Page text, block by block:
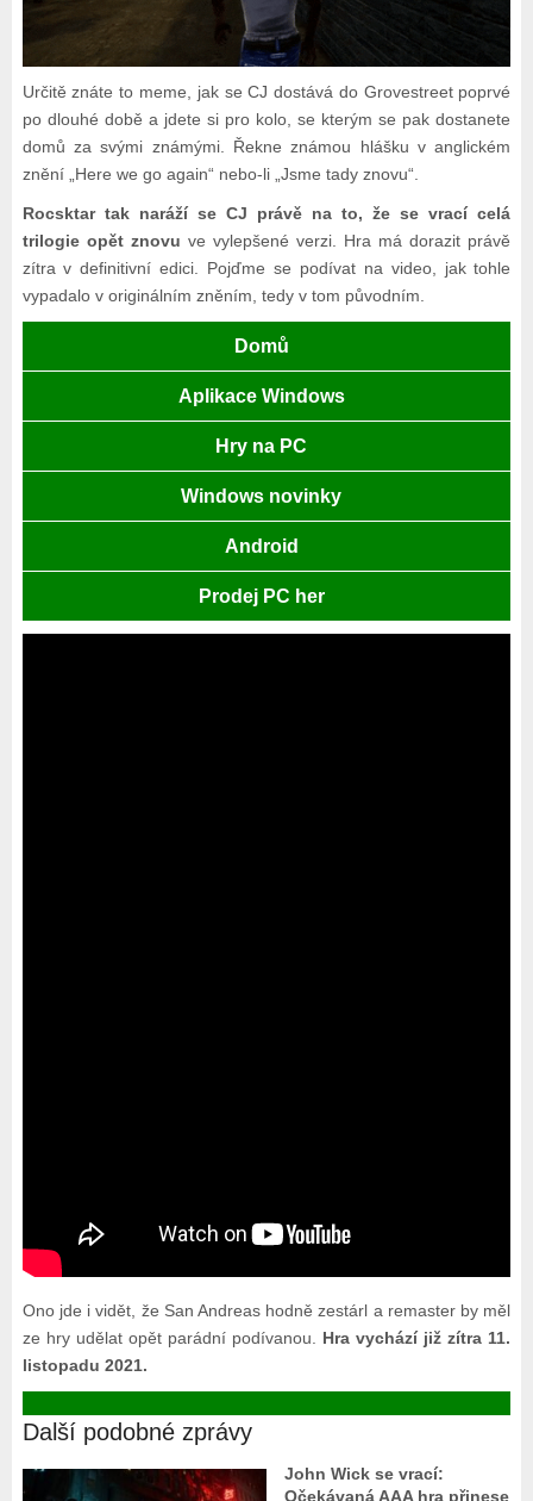
Určitě znáte to meme, jak se CJ dostává do Grovestreet poprvé
po dlouhé době a jdete si pro kolo, se kterým se pak dostanete
domů za svými známými. Řekne známou hlášku v anglickém
znění „Here we go again“ nebo-li „Jsme tady znovu“.
Rocsktar tak naráží se CJ právě na to, že se vrací celá
trilogie opět znovu ve vylepšené verzi. Hra má dorazit právě
zítra v definitivní edici. Pojďme se podívat na video, jak tohle
vypadalo v originálním zněním, tedy v tom původním.
Domů
Aplikace Windows
Hry na PC
Windows novinky
Android
Prodej PC her
Ono jde i vidět, že San Andreas hodně zestárl a remaster by měl
ze hry udělat opět parádní podívanou. Hra vychází již zítra 11.
listopadu 2021.
Další podobné zprávy
John Wick se vrací:
Očekávaná AAA hra přinese